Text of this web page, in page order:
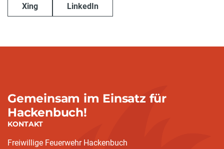
Xing LinkedIn
Gemeinsam im Einsatz für
Hackenbuch!
KONTAKT
Freiwillige Feuerwehr Hackenbuch